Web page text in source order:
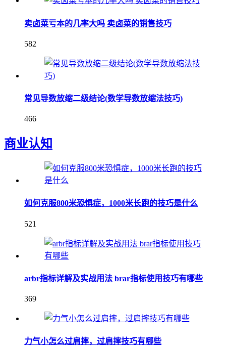
卖卤菜亏本的几率大吗 卖卤菜的销售技巧
582
常见导数放缩二级结论(数学导数放缩法技巧)
466
商业认知
如何克服800米恐惧症，1000米长跑的技巧是什么
521
arbr指标详解及实战用法 brar指标使用技巧有哪些
369
力气小怎么过肩摔，过肩摔技巧有哪些